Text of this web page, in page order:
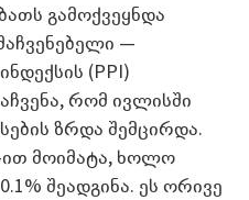
გამოქვეყნდა
—
(PPI)
რომ ივლისში
ზრდა შემცირდა.
ით მოიმატა, ხოლო
შეადგინა. ეს ორივე